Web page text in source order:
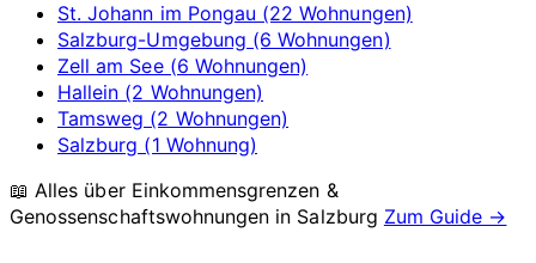
St. Johann im Pongau (22 Wohnungen)
Salzburg-Umgebung (6 Wohnungen)
Zell am See (6 Wohnungen)
Hallein (2 Wohnungen)
Tamsweg (2 Wohnungen)
Salzburg (1 Wohnung)
📖 Alles über Einkommensgrenzen &
Genossenschaftswohnungen in Salzburg Zum Guide →